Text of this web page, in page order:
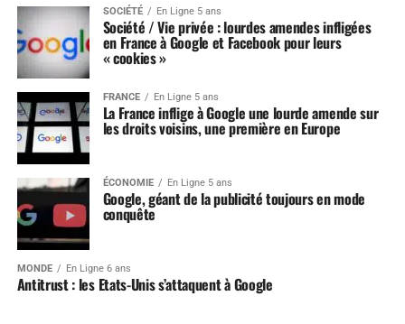
SOCIÉTÉ En Ligne 5 ans
Société / Vie privée : lourdes amendes infligées
en France à Google et Facebook pour leurs
« cookies »
FRANCE En Ligne 5 ans
La France inflige à Google une lourde amende sur
les droits voisins, une première en Europe
ÉCONOMIE En Ligne 5 ans
Google, géant de la publicité toujours en mode
conquête
MONDE En Ligne 6 ans
Antitrust : les Etats-Unis s’attaquent à Google